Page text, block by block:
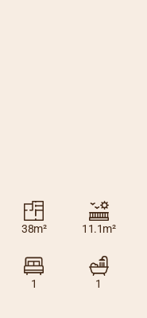
38m² 11.1m²
1 1